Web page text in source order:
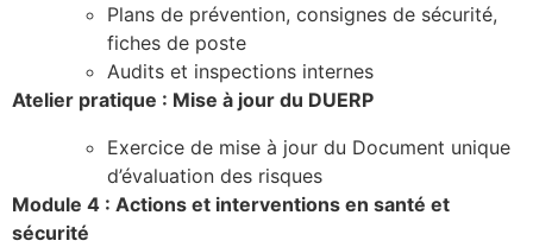
Plans de prévention, consignes de sécurité,
fiches de poste
Audits et inspections internes
Atelier pratique : Mise à jour du DUERP
Exercice de mise à jour du Document unique
d’évaluation des risques
Module 4 : Actions et interventions en santé et
sécurité